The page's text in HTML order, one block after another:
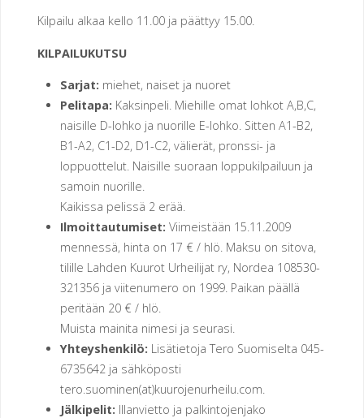
EN
U
R
HE
IL
US
EU
RA
H
ER
O
RY
Kilpailu alkaa kello 11.00 ja päättyy 15.00.
KILPAILUKUTSU
Sarjat: miehet, naiset ja nuoret
Pelitapa: Kaksinpeli. Miehille omat lohkot A,B,C,
naisille D-lohko ja nuorille E-lohko. Sitten A1-B2,
B1-A2, C1-D2, D1-C2, välierät, pronssi- ja
loppuottelut. Naisille suoraan loppukilpailuun ja
samoin nuorille.
Kaikissa pelissä 2 erää.
Ilmoittautumiset: Viimeistään 15.11.2009
mennessä, hinta on 17 € / hlö. Maksu on sitova,
tilille Lahden Kuurot Urheilijat ry, Nordea 108530-
321356 ja viitenumero on 1999. Paikan päällä
peritään 20 € / hlö.
Muista mainita nimesi ja seurasi.
Yhteyshenkilö: Lisätietoja Tero Suomiselta 045-
6735642 ja sähköposti
tero.suominen(at)kuurojenurheilu.com.
Jälkipelit: Illanvietto ja palkintojenjako